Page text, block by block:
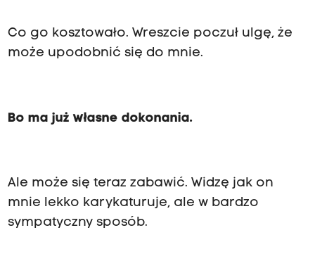
Co go kosztowało. Wreszcie poczuł ulgę, że
może upodobnić się do mnie.
Bo ma już własne dokonania.
Ale może się teraz zabawić. Widzę jak on
mnie lekko karykaturuje, ale w bardzo
sympatyczny sposób.